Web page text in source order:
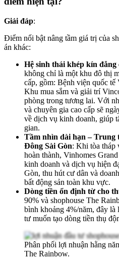
Giải đáp:
Điểm nổi bật nâng tầm giá trị của
án khác:
Hệ sinh thái khép kín đẳng
không chỉ là một khu đô thị
cấp, gồm: Bệnh viện quốc
Khu mua sắm và giải trí
phòng trong tương lai. Với
và chuyên gia cao cấp sẽ
về dịch vụ kinh doanh, giúp
gian.
Tầm nhìn dài hạn – Trung
Đông Sài Gòn: Khi tòa tháp
hoàn thành, Vinhomes
kinh doanh và dịch vụ hiện
Gòn, thu hút cư dân và
bất động sản toàn khu vực.
Dòng tiền ổn định từ cho
90% và shophouse The
bình khoảng 4%/năm, đây
tư muốn tạo dòng tiền thụ
Phân phối lợi nhuận hằng
The Rainbow.